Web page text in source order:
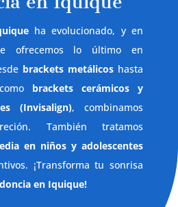
ha evolucionado, y en
ofrecemos lo último en
brackets metálicoshasta
brackets cerámicos y
(Invisalign), combinamos
También tratamos
en niños y adolescentes
¡Transforma tu sonrisa
en Iquique!